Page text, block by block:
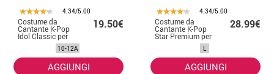
4.34/5.00
Costume da
Cantante K-Pop
Idol Classic per
19.50€
10-12A
AGGIUNGI
4.34/5.00
Costume da
Cantante K-Pop
Star Premium per
28.99€
L
AGGIUNGI